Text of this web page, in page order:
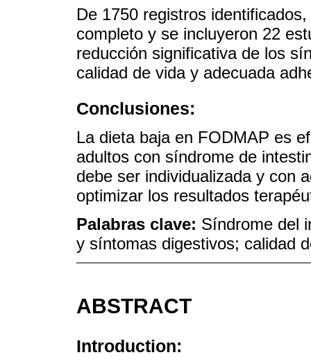
De 1750 registros
completo y se incluyeron 22
reducción significativa de los
calidad de vida y adecuada
Conclusiones:
La dieta baja en FODMAP es
adultos con síndrome de
debe ser individualizada y con
optimizar los resultados
Palabras clave: Síndrome del
y síntomas digestivos; calidad
ABSTRACT
Introduction: